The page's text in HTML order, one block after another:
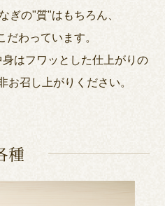
ぎの"質"はもちろん、
だわっています。
はフワッとした仕上がりの
お召し上がりください。
種